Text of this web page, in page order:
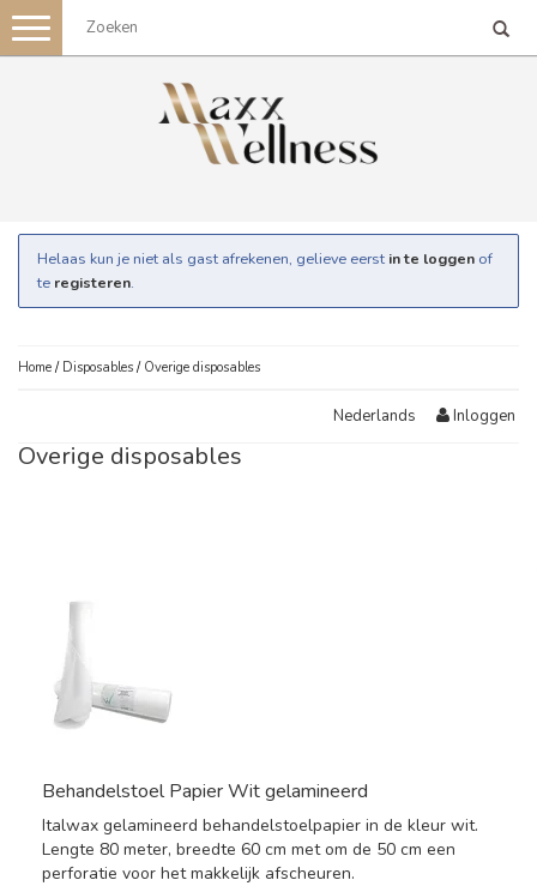
Toggle
navigation
Helaas kun je niet als gast afrekenen, gelieve eerst in te loggen of
te registeren.
Home / Disposables / Overige disposables
Nederlands Inloggen
Overige disposables
Behandelstoel Papier Wit gelamineerd
Italwax gelamineerd behandelstoelpapier in de kleur wit.
Lengte 80 meter, breedte 60 cm met om de 50 cm een
perforatie voor het makkelijk afscheuren.